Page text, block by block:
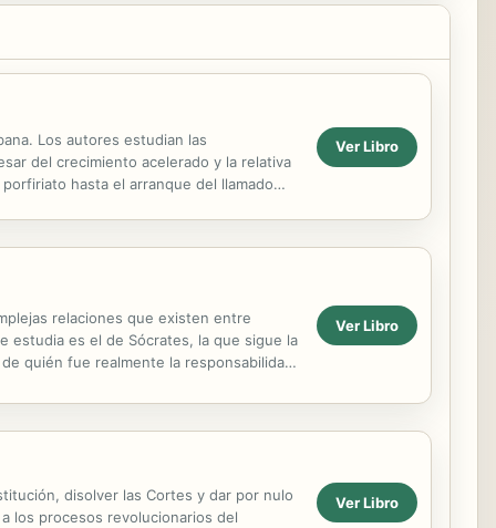
Los autores estudian las
del crecimiento acelerado y la relativa
hasta el arranque del llamado
Ver Libro
relaciones que existen entre
estudia es el de Sócrates, la que sigue la
quién fue realmente la responsabilidad
Ver Libro
disolver las Cortes y dar por nulo
los procesos revolucionarios del
Ver Libro